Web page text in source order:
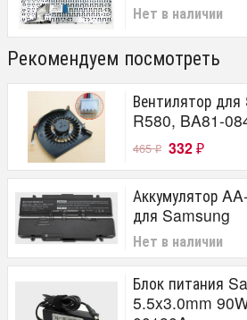
Нет в наличии
Рекомендуем посмотреть
Вентилятор
R580, BA81-
465₽ 332 ₽
Аккумулятор
для Samsung
Нет в наличии
Блок питания
5.5x3.0mm